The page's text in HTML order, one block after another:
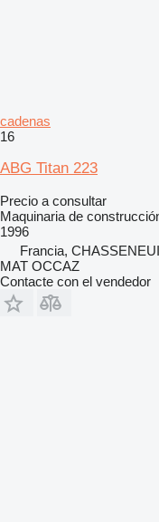
cadenas
16
ABG Titan 223
Precio a consultar
Maquinaria de
1996
Francia,
MAT OCCAZ
Contacte con el vendedor